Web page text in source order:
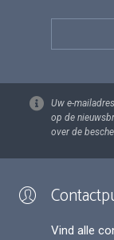
Uw e-
op de
over de
Vind alle